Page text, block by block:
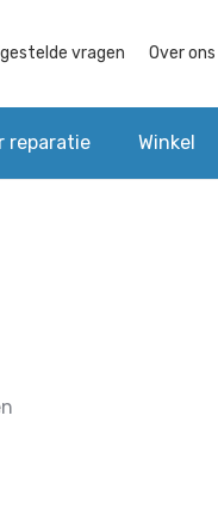
vragen Over ons
reparatie Winkel